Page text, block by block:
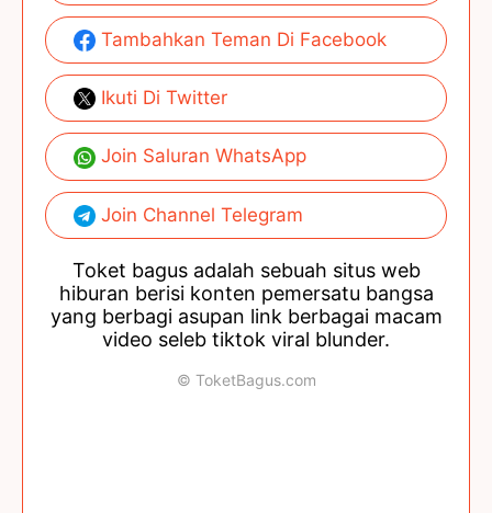
Tambahkan Teman Di Facebook
Ikuti Di Twitter
Join Saluran WhatsApp
Join Channel Telegram
Toket bagus adalah sebuah situs web
hiburan berisi konten pemersatu bangsa
yang berbagi asupan link berbagai macam
video seleb tiktok viral blunder.
© ToketBagus.com